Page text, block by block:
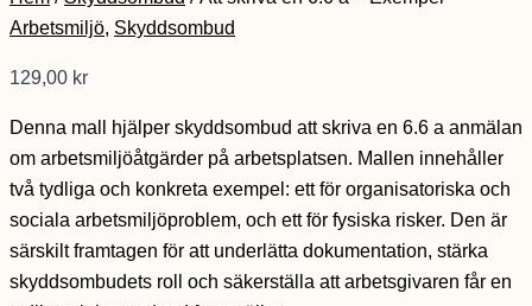
Arbetsmiljö, Skyddsombud
129,00 kr
Denna mall hjälper skyddsombud att skriva en 6.6 a anmälan
om arbetsmiljöåtgärder på arbetsplatsen. Mallen innehåller
två tydliga och konkreta exempel: ett för organisatoriska och
sociala arbetsmiljöproblem, och ett för fysiska risker. Den är
särskilt framtagen för att underlätta dokumentation, stärka
skyddsombudets roll och säkerställa att arbetsgivaren får en